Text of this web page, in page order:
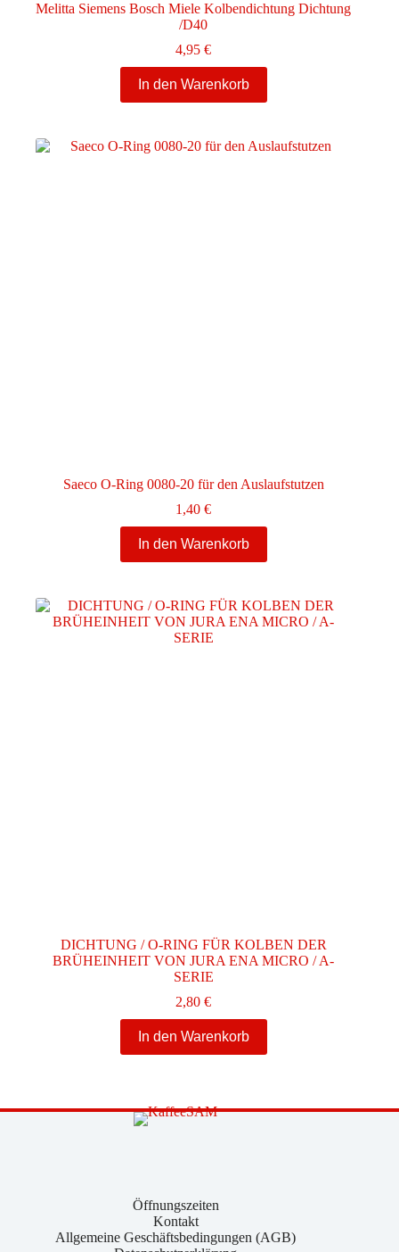
Melitta Siemens Bosch Miele Kolbendichtung Dichtung
/D40
4,95€
In den Warenkorb
Saeco O-Ring 0080-20 für den Auslaufstutzen
1,40€
In den Warenkorb
DICHTUNG / O-RING FÜR KOLBEN DER
BRÜHEINHEIT VON JURA ENA MICRO / A-
SERIE
2,80€
In den Warenkorb
Öffnungszeiten
Kontakt
Allgemeine Geschäftsbedingungen (AGB)